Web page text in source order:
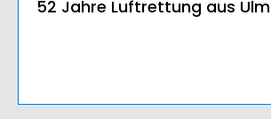
52 Jahre Luftrettung aus Ulm